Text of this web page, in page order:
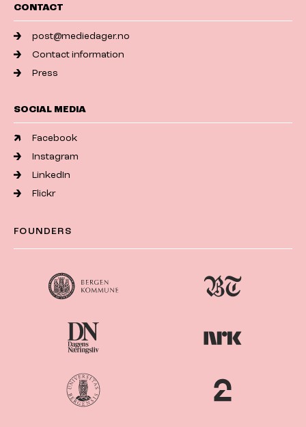
CONTACT
post@mediedager.no
Contact information
Press
SOCIAL MEDIA
Facebook
Instagram
LinkedIn
Flickr
FOUNDERS